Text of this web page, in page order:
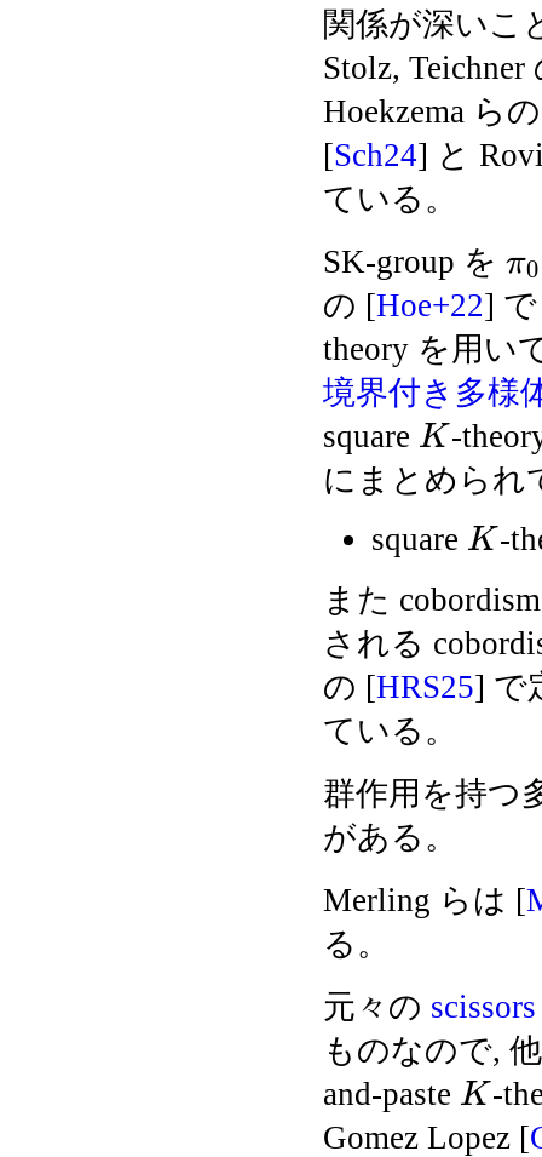
関係が深いこ
Stolz,
Hoekzema ら
[Sch24] と
ている。
SK-group を π0
の [Hoe+22] で
theory を用い
境界付き多様
square K -
にまとめられ
square K -
また
される
の [HRS25] で
ている。
群作用を持つ
がある。
Merling らは [
る。
元々の
ものなので,
and-paste K -
Gomez Lopez [